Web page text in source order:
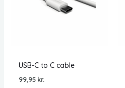
USB-C to C cable
99,95 kr.